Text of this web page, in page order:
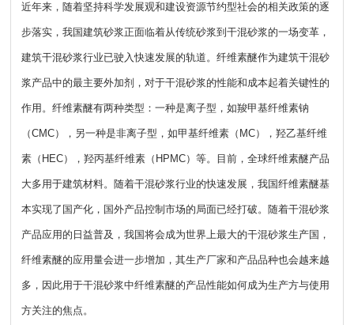
近年来，随着坚持科学发展观和建设资源节约型社会的相关政策的逐
步落实，我国建筑砂浆正面临着从传统砂浆到干混砂浆的一场变革，
建筑干混砂浆行业已驶入快速发展的轨道。纤维素醚作为建筑干混砂
浆产品中的最主要外加剂，对于干混砂浆的性能和成本起着关键性的
作用。纤维素醚有两种类型：一种是离子型，如羧甲基纤维素钠
（CMC），另一种是非离子型，如甲基纤维素（MC），羟乙基纤维
素（HEC），羟丙基纤维素（HPMC）等。目前，全球纤维素醚产品
大多用于建筑材料。随着干混砂浆行业的快速发展，我国纤维素醚基
本实现了国产化，国外产品控制市场的局面已经打破。随着干混砂浆
产品应用的日益普及，我国将会成为世界上最大的干混砂浆生产国，
纤维素醚的应用量会进一步增加，其生产厂家和产品品种也会越来越
多，因此用于干混砂浆中纤维素醚的产品性能如何成为生产方与使用
方关注的焦点。